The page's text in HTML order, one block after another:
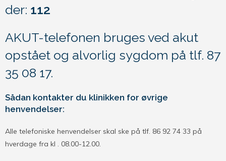
der: 112
AKUT-telefonen bruges ved akut
opstået og alvorlig sygdom på tlf. 87
35 08 17.
Sådan kontakter du klinikken for øvrige
henvendelser:
Alle telefoniske henvendelser skal ske på tlf. 86 92 74 33 på
hverdage fra kl . 08.00-12.00.